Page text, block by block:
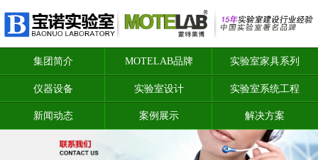
集团简介 MOTELAB品牌 实验室家具系列
仪器设备 实验室设计 实验室系统工程
新闻动态 案例展示 解决方案